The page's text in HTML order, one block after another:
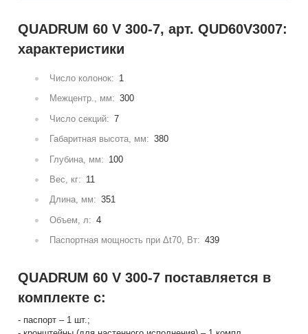
QUADRUM 60 V 300-7, арт. QUD60V3007:
характеристики
Число колонок: 1
Межцентр., мм: 300
Число секций: 7
Габаритная высота, мм: 380
Глубина, мм: 100
Вес, кг: 11
Длина, мм: 351
Объем, л: 4
Паспортная мощность при Δt70, Вт: 439
QUADRUM 60 V 300-7 поставляется в
комплекте с:
- паспорт – 1 шт.;